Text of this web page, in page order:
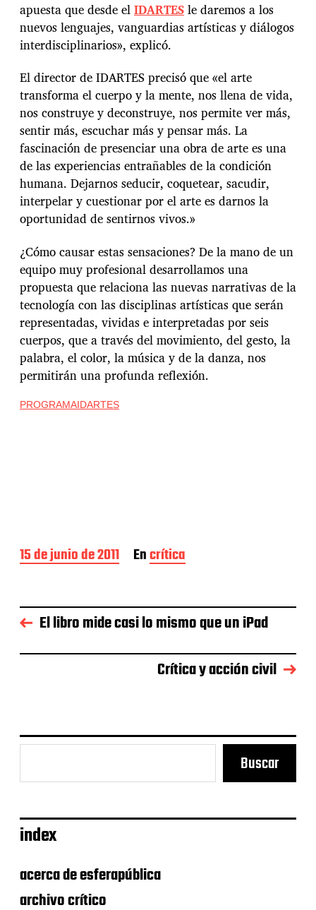
apuesta que desde elIDARTESle daremos a los
nuevos lenguajes, vanguardias artísticas y diálogos
interdisciplinarios», explicó.
El director de IDARTES precisó que «el arte
transforma el cuerpo y la mente, nos llena de vida,
nos construye y deconstruye, nos permite ver más,
sentir más, escuchar más y pensar más. La
fascinación de presenciar una obra de arte es una
de las experiencias entrañables de la condición
humana. Dejarnos seducir, coquetear, sacudir,
interpelar y cuestionar por el arte es darnos la
oportunidad de sentirnos vivos.»
¿Cómo causar estas sensaciones? De la mano de un
equipo muy profesional desarrollamos una
propuesta que relaciona las nuevas narrativas de la
tecnología con las disciplinas artísticas que serán
representadas, vividas e interpretadas por seis
cuerpos, que a través del movimiento, del gesto, la
palabra, el color, la música y de la danza, nos
permitirán una profunda reflexión.
PROGRAMAIDARTES
F
e
a
d
l
a
15 de junio de 2011 Encrítica
El libro mide casi lo mismo que un iPad
Crítica y acción civil
Buscar
index
acerca de esferapública
archivo crítico